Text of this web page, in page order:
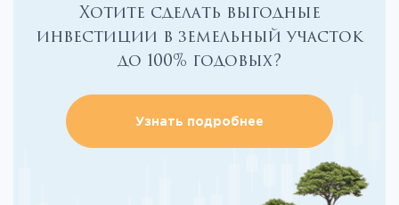
Хотите сделать выгодные
инвестиции в земельный участок
до 100% годовых?
Узнать подробнее